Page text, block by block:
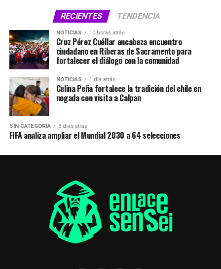
RECIENTES TENDENCIA
NOTICIAS 10 horas atrás
Cruz Pérez Cuéllar encabeza encuentro
ciudadano en Riberas de Sacramento para
fortalecer el diálogo con la comunidad
NOTICIAS 1 día atrás
Celina Peña fortalece la tradición del chile en
nogada con visita a Calpan
SIN CATEGORÍA 3 días atrás
FIFA analiza ampliar el Mundial 2030 a 64 selecciones